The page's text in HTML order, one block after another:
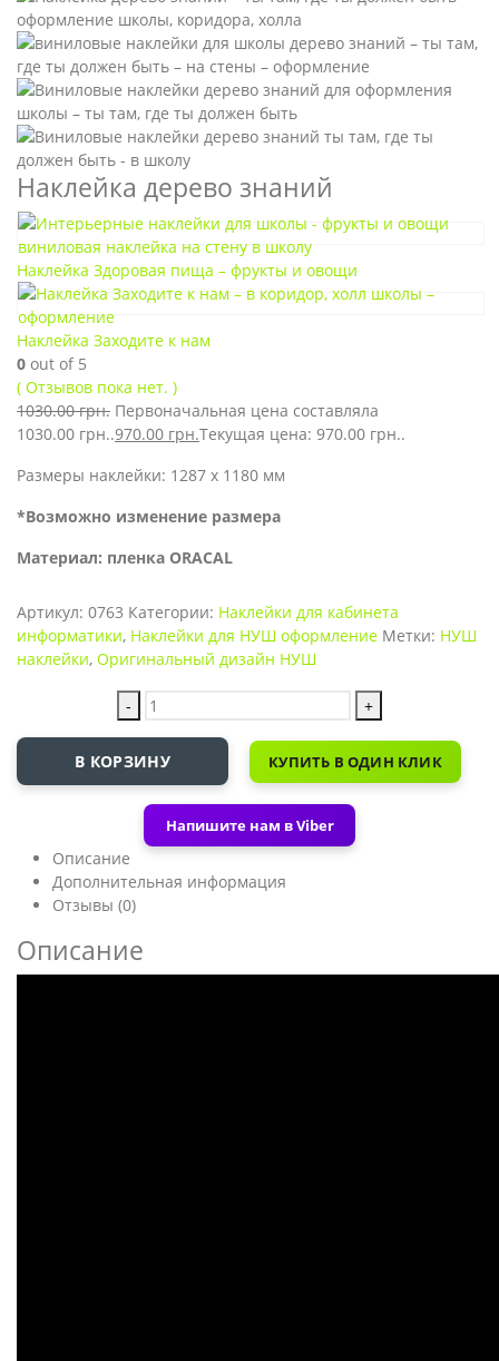
Наклейка дерево знаний
Наклейка Здоровая пища – фрукты и овощи
Наклейка Заходите к нам
0 out of 5
( Отзывов пока нет. )
1030.00грн. Первоначальная цена составляла
1030.00 грн..970.00 грн.Текущая цена: 970.00 грн..
Размеры наклейки: 1287 х 1180 мм
*Возможно изменение размера
Материал: пленка ORACAL
Артикул: 0763 Категории: Наклейки для кабинета
информатики, Наклейки для НУШ оформление Метки: НУШ
наклейки, Оригинальный дизайн НУШ
- +
В КОРЗИНУ КУПИТЬ В ОДИН КЛИК
Напишите нам в Viber
Описание
Дополнительная информация
Отзывы (0)
Описание